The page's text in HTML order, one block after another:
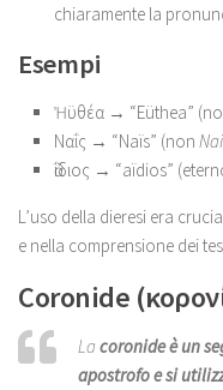
chiaramente la
Esempi
Ἠϋθέα → “Eüthea”
Ναΐς → “Naïs” (non
ἀΐδιος → “aïdios”
L’uso della dieresi era
e nella comprensione dei
Coronide
Lacoronide è un
apostrofo e si